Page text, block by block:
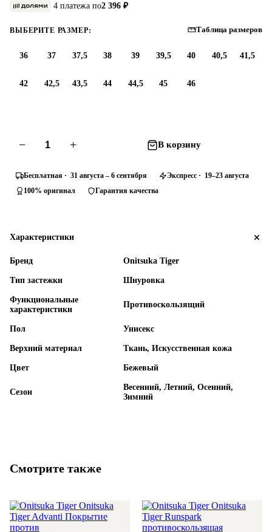
4 платежа по2 396 ₽
ВЫБЕРИТЕ РАЗМЕР: Таблица размеров
36 37 37,5 38 39 39,5 40 40,5 41,5
42 42,5 43,5 44 44,5 45 46
− + В корзину
Бесплатная · 31 августа – 6 сентября
Экспресс · 19–23 августа
100% оригинал
Гарантия качества
Характеристики
Бренд Onitsuka Tiger
Тип застежки Шнуровка
Функциональные
характеристики
Противоскользящий
Пол Унисекс
Верхний материал Ткань, Искусственная кожа
Цвет Бежевый
Сезон
Весенний, Летний, Осенний,
Зимний
Смотрите также